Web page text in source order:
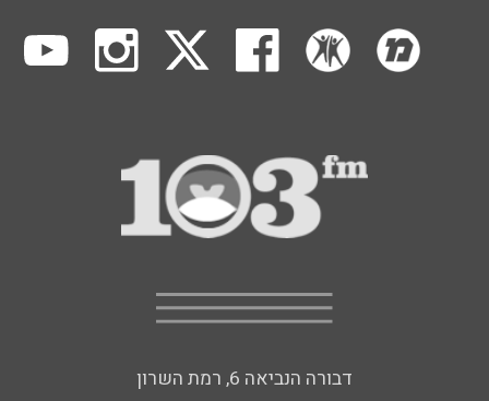
דבורה הנביאה 6, רמת השרון